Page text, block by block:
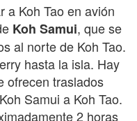
a Koh Tao en avión
Koh Samui, que se
al norte de Koh Tao.
hasta la isla. Hay
ofrecen traslados
Samui a Koh Tao.
2 horas